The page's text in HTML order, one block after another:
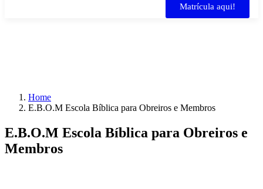
Matrícula aqui!
Home
E.B.O.M Escola Bíblica para Obreiros e Membros
E.B.O.M Escola Bíblica para Obreiros e
Membros